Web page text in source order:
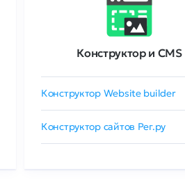
Конструктор и CMS
Конструктор Website builder
Конструктор сайтов Рег.ру